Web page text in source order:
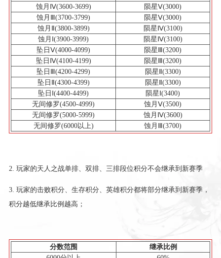
蚀月Ⅳ(3600-3699)
陨星Ⅴ(3000)
蚀月Ⅲ(3700-3799)
陨星Ⅴ(3000)
蚀月Ⅱ(3800-3899)
陨星Ⅳ(3100)
蚀月Ⅰ(3900-3999)
陨星Ⅳ(3100)
坠日Ⅴ(4000-4099)
陨星Ⅲ(3200)
坠日Ⅳ(4100-4199)
陨星Ⅲ(3200)
坠日Ⅲ(4200-4299)
陨星Ⅱ(3300)
坠日Ⅱ(4300-4399)
陨星Ⅱ(3300)
坠日Ⅰ(4400-4499)
陨星Ⅰ(3400)
无间修罗(4500-4999)
蚀月Ⅴ(3500)
无间修罗(5000-5999)
蚀月Ⅳ(3600)
无间修罗(6000以上)
蚀月Ⅲ(3700)
2. 玩家的天人之战单排、双排、三排段位积分不会继承到新赛季
3. 玩家的击败积分、生存积分、英雄积分都将部分继承到新赛季，
积分越低继承比例越高；
分数范围
继承比例